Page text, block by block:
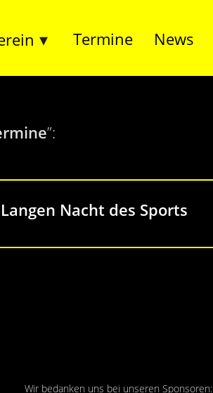
Termine News
”:
Nacht des Sports
Wir bedanken uns bei unseren Sponsoren: